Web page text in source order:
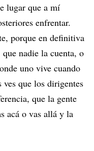
lugar que a mí
enfrentar.
porque en definitiva
nadie la cuenta, o
uno vive cuando
que los dirigentes
que la gente
acá o vas allá y la